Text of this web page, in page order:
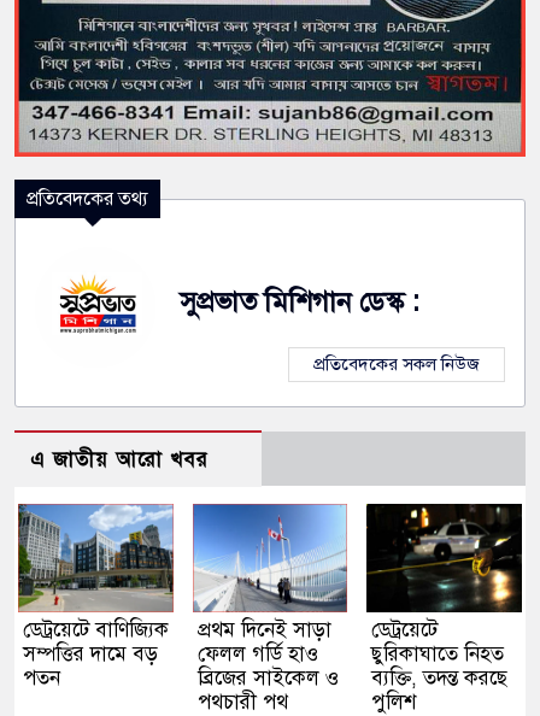
প্রতিবেদকের তথ্য
সুপ্রভাত মিশিগান ডেস্ক :
প্রতিবেদকের সকল নিউজ
এ জাতীয় আরো খবর
ডেট্রয়েটে বাণিজ্যিক
সম্পত্তির দামে বড়
পতন
প্রথম দিনেই সাড়া
ফেলল গর্ডি হাও
ব্রিজের সাইকেল ও
পথচারী পথ
ডেট্রয়েটে
ছুরিকাঘাতে নিহত
ব্যক্তি, তদন্ত করছে
পুলিশ